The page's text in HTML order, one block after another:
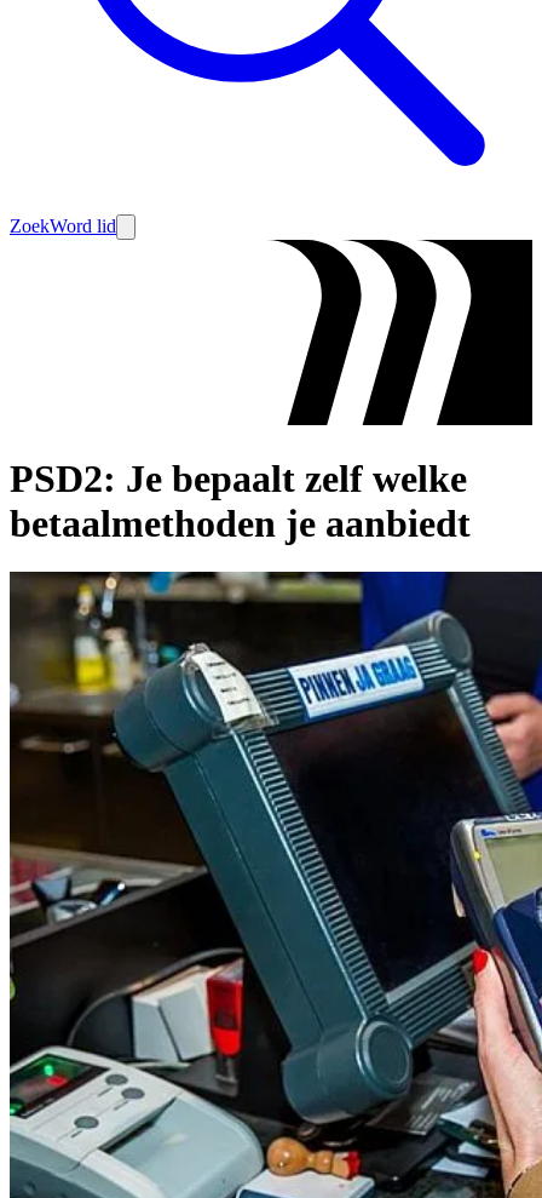
ZoekWord lid
PSD2: Je bepaalt zelf welke
betaalmethoden je aanbiedt